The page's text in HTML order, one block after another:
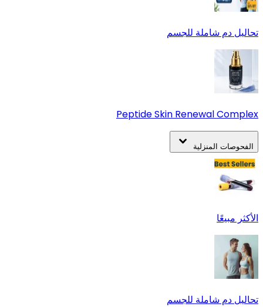
تحاليل دم شاملة للجسم
Peptide Skin Renewal Complex
الفحوصات المنزلية
الأكثر مبيعًا
تحاليل دم شاملة للجسم